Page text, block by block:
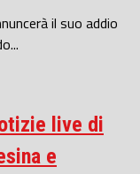
il suo addio
live di
e